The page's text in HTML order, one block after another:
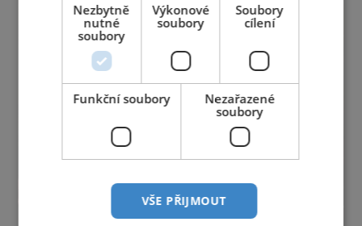
Nezbytně
nutné
soubory
Výkonové
soubory
Soubory
cílení
Funkční soubory
Nezařazené
soubory
VŠE PŘIJMOUT